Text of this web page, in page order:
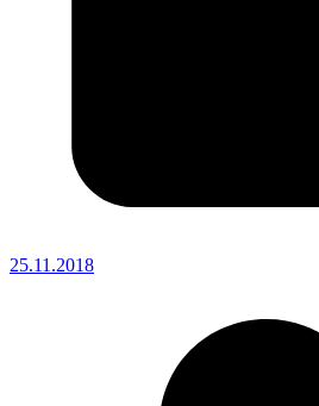
25.11.2018